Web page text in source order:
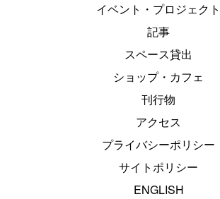
イベント・プロジェクト
記事
スペース貸出
ショップ・カフェ
刊行物
アクセス
プライバシーポリシー
サイトポリシー
ENGLISH